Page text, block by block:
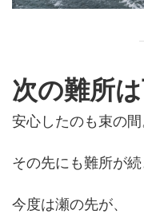
次の難所
安心したのも束の間
その先にも難所が続
今度は瀬の先が、